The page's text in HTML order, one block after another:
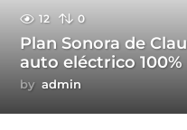
12 0
Plan Sonora de
auto eléctrico
by admin